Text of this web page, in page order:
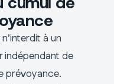
à un
indépendant de
prévoyance.